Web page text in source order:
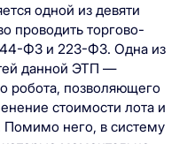
одной из девяти
проводить торгово-
ФЗ и 223-ФЗ. Одна из
данной ЭТП —
робота, позволяющего
стоимости лота и
него, в систему